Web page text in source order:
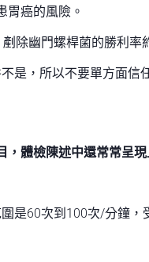
胃癌的風險。
除幽門螺桿菌的勝利率
是，所以不要單方面信
體檢陳述中還常常呈現
是60次到100次/分鐘，